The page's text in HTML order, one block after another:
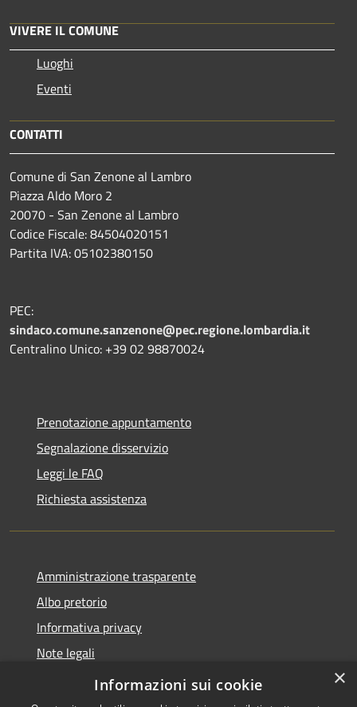
VIVERE IL COMUNE
Luoghi
Eventi
CONTATTI
Comune di San Zenone al Lambro
Piazza Aldo Moro 2
20070 - San Zenone al Lambro
Codice Fiscale: 84504020151
Partita IVA: 05102380150
PEC:
sindaco.comune.sanzenone@pec.regione.lombardia.it
Centralino Unico: +39 02 98870024
Prenotazione appuntamento
Segnalazione disservizio
Leggi le FAQ
Richiesta assistenza
Amministrazione trasparente
Albo pretorio
Informativa privacy
Note legali
Dichiarazione di accessibilità
×
Informazioni sui cookie